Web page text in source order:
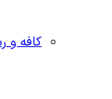
کافه و